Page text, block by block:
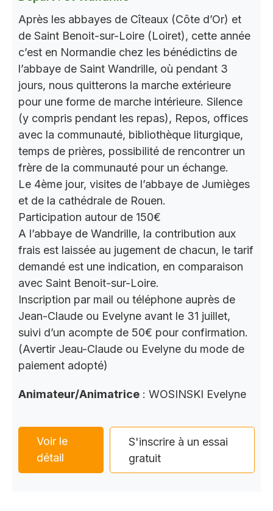
Après les abbayes de Cîteaux (Côte d’Or) et
de Saint Benoit-sur-Loire (Loiret), cette année
c’est en Normandie chez les bénédictins de
l’abbaye de Saint Wandrille, où pendant 3
jours, nous quitterons la marche extérieure
pour une forme de marche intérieure. Silence
(y compris pendant les repas), Repos, offices
avec la communauté, bibliothèque liturgique,
temps de prières, possibilité de rencontrer un
frère de la communauté pour un échange.
Le 4ème jour, visites de l’abbaye de Jumièges
et de la cathédrale de Rouen.
Participation autour de 150€
A l’abbaye de Wandrille, la contribution aux
frais est laissée au jugement de chacun, le tarif
demandé est une indication, en comparaison
avec Saint Benoit-sur-Loire.
Inscription par mail ou téléphone auprès de
Jean-Claude ou Evelyne avant le 31 juillet,
suivi d’un acompte de 50€ pour confirmation.
(Avertir Jeau-Claude ou Evelyne du mode de
paiement adopté)
Animateur/Animatrice : WOSINSKI Evelyne
Voir le
détail
S'inscrire à un essai
gratuit